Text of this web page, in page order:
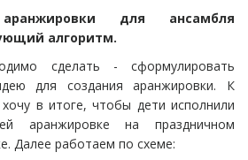
для ансамбля
алгоритм.
сделать - сформулировать
для создания аранжировки. К
в итоге, чтобы дети исполнили
аранжировке на праздничном
Далее работаем по схеме: